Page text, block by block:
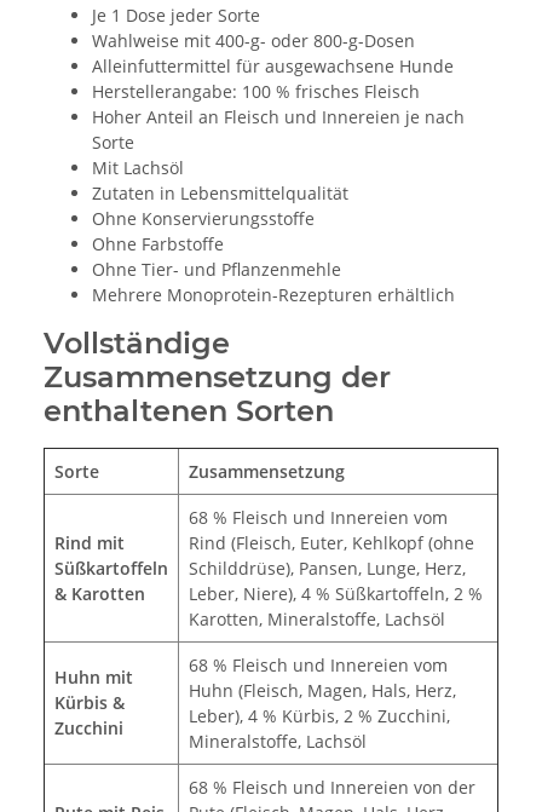
Je 1 Dose jeder Sorte
Wahlweise mit 400-g- oder 800-g-Dosen
Alleinfuttermittel für ausgewachsene Hunde
Herstellerangabe: 100 % frisches Fleisch
Hoher Anteil an Fleisch und Innereien je nach
Sorte
Mit Lachsöl
Zutaten in Lebensmittelqualität
Ohne Konservierungsstoffe
Ohne Farbstoffe
Ohne Tier- und Pflanzenmehle
Mehrere Monoprotein-Rezepturen erhältlich
Vollständige
Zusammensetzung der
enthaltenen Sorten
Sorte Zusammensetzung
Rind mit
Süßkartoffeln
& Karotten
68 % Fleisch und Innereien vom
Rind (Fleisch, Euter, Kehlkopf (ohne
Schilddrüse), Pansen, Lunge, Herz,
Leber, Niere), 4 % Süßkartoffeln, 2 %
Karotten, Mineralstoffe, Lachsöl
Huhn mit
Kürbis &
Zucchini
68 % Fleisch und Innereien vom
Huhn (Fleisch, Magen, Hals, Herz,
Leber), 4 % Kürbis, 2 % Zucchini,
Mineralstoffe, Lachsöl
68 % Fleisch und Innereien von der